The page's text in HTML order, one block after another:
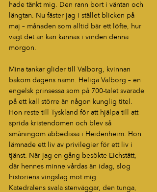
hade tänkt mig. Den rann bort i väntan och
längtan. Nu fäster jag i stället blicken på
maj – månaden som alltid bär ett löfte, hur
vagt det än kan kännas i vinden denna
morgon.
Mina tankar glider till Valborg, kvinnan
bakom dagens namn. Heliga Valborg – en
engelsk prinsessa som på 700-talet svarade
på ett kall större än någon kunglig titel.
Hon reste till Tyskland för att hjälpa till att
sprida kristendomen och blev så
småningom abbedissa i Heidenheim. Hon
lämnade ett liv av privilegier för ett liv i
tjänst. När jag en gång besökte Eichstätt,
där hennes minne vårdas än idag, slog
historiens vingslag mot mig.
Katedralens svala stenväggar, den tunga,